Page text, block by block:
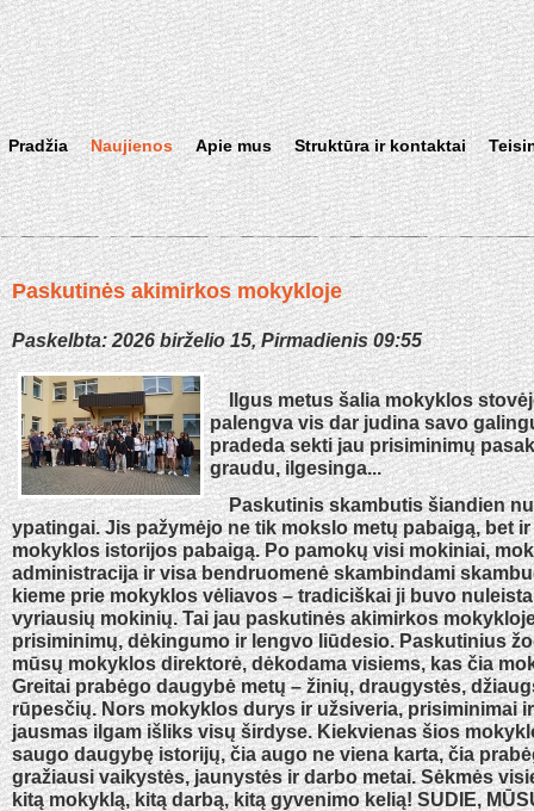
Pradžia Naujienos Apie mus Struktūra ir kontaktai
Paskutinės akimirkos mokykloje
Paskelbta: 2026 birželio 15, Pirmadienis 09:55
Ilgus metus šalia mokyklos
palengva vis dar judina savo
pradeda sekti jau prisiminimų
graudu, ilgesinga...
Paskutinis skambutis šiandien
ypatingai. Jis pažymėjo ne tik mokslo metų pabaigą, bet
mokyklos istorijos pabaigą. Po pamokų visi mokiniai,
administracija ir visa bendruomenė skambindami
kieme prie mokyklos vėliavos – tradiciškai ji buvo
vyriausių mokinių. Tai jau paskutinės akimirkos
prisiminimų, dėkingumo ir lengvo liūdesio. Paskutinius
mūsų mokyklos direktorė, dėkodama visiems, kas čia
Greitai prabėgo daugybė metų – žinių, draugystės,
rūpesčių. Nors mokyklos durys ir užsiveria, prisiminimai
jausmas ilgam išliks visų širdyse. Kiekvienas šios
saugo daugybę istorijų, čia augo ne viena karta, čia
gražiausi vaikystės, jaunystės ir darbo metai. Sėkmės
kitą mokyklą, kitą darbą, kitą gyvenimo kelią! SUDIE,